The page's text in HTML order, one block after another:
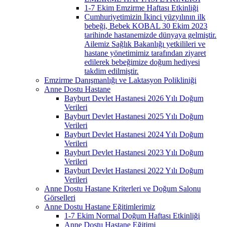
1-7 Ekim Emzirme Haftası Etkinliği
Cumhuriyetimizin İkinci yüzyılının ilk
bebeği, Bebek KOBAL 30 Ekim 2023
tarihinde hastanemizde dünyaya gelmiştir.
Ailemiz Sağlık Bakanlığı yetkilileri ve
hastane yönetimimiz tarafından ziyaret
edilerek bebeğimize doğum hediyesi
takdim edilmiştir.
Emzirme Danışmanlığı ve Laktasyon Polikliniği
Anne Dostu Hastane
Bayburt Devlet Hastanesi 2026 Yılı Doğum
Verileri
Bayburt Devlet Hastanesi 2025 Yılı Doğum
Verileri
Bayburt Devlet Hastanesi 2024 Yılı Doğum
Verileri
Bayburt Devlet Hastanesi 2023 Yılı Doğum
Verileri
Bayburt Devlet Hastanesi 2022 Yılı Doğum
Verileri
Anne Dostu Hastane Kriterleri ve Doğum Salonu
Görselleri
Anne Dostu Hastane Eğitimlerimiz
1-7 Ekim Normal Doğum Haftası Etkinliği
Anne Dostu Hastane Eğitimi